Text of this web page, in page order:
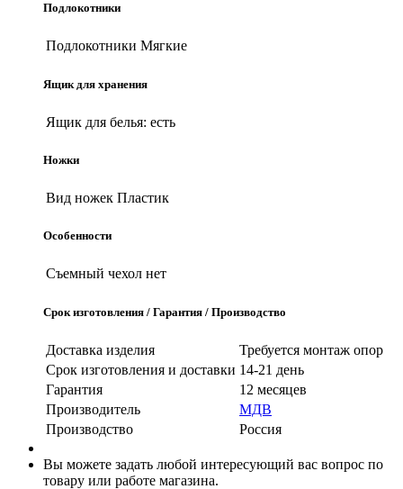
Подлокотники
Подлокотники Мягкие
Ящик для хранения
Ящик для белья: есть
Ножки
Вид ножек Пластик
Особенности
Съемный чехол нет
Срок изготовления / Гарантия / Производство
Доставка изделия
Требуется монтаж опор
Срок изготовления и доставки 14-21 день
Гарантия
12 месяцев
Производитель
МДВ
Производство
Россия
Вы можете задать любой интересующий вас вопрос по
товару или работе магазина.